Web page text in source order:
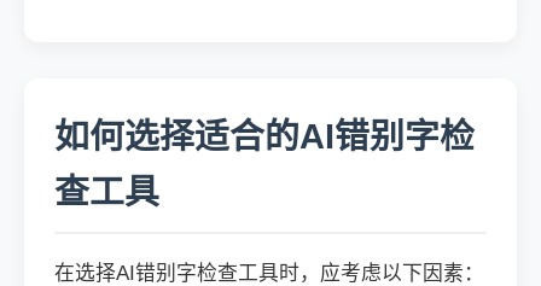
如何选择适合的AI错别字检
查工具
在选择AI错别字检查工具时，应考虑以下因素：